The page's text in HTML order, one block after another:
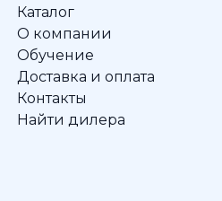
Каталог
О компании
Обучение
Доставка и оплата
Контакты
Найти дилера